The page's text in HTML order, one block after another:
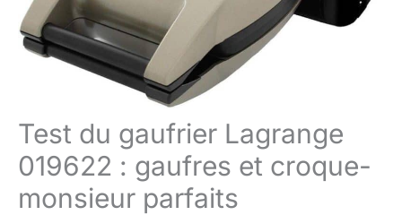
Test du gaufrier Lagrange
019622 : gaufres et croque-
monsieur parfaits